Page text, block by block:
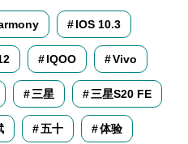
IOS 10.3
IQOO Vivo
三星 三星S20 FE
五十 体验